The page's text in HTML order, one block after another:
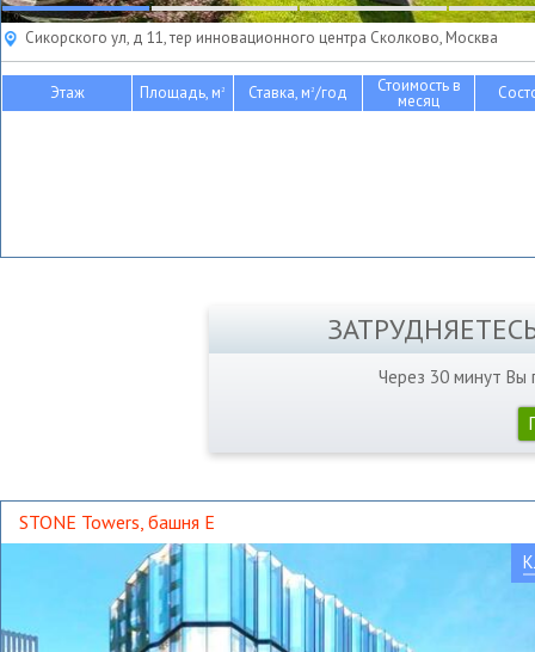
Сикорского ул, д 11, тер инновационного центра Сколково, Москва
Этаж Площадь, м2 Ставка, м2/год Стоимость в
месяц
Через 30 минут Вы
STONE Towers, башня Е